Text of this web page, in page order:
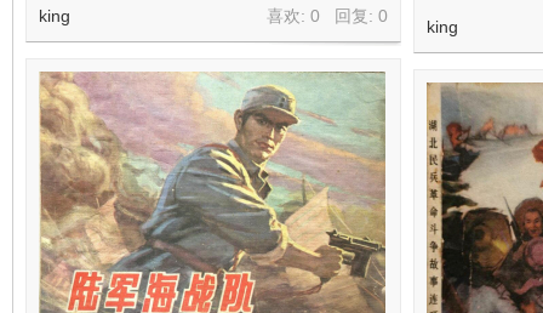
喜欢: 0 回复: 0
king
king